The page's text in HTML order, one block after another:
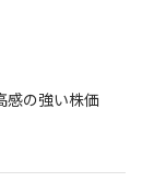
感の強い株価